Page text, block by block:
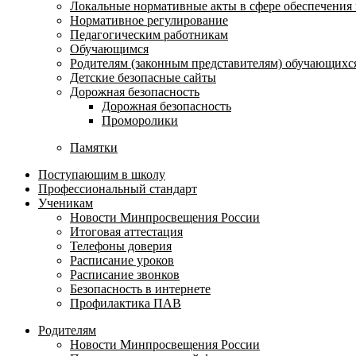
Локальные нормативные акты в сфере
Нормативное регулирование
Педагогическим работникам
Обучающимся
Родителям (законным представителям)
Детские безопасные сайты
Дорожная безопасность
Дорожная безопасность
Проморолики
Памятки
Поступающим в школу
Профессиональный стандарт
Ученикам
Новости Минпросвещения России
Итоговая аттестация
Телефоны доверия
Расписание уроков
Расписание звонков
Безопасность в интернете
Профилактика ПАВ
Родителям
Новости Минпросвещения России